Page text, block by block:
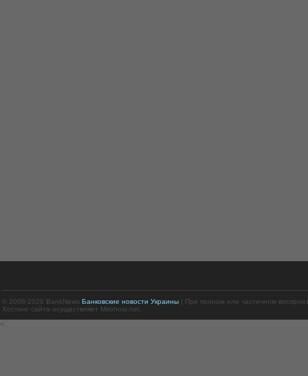
© 2008-2020 BankNews Банковские новости Украины| При полном или частичном
Хостинг сайта осуществляет Mirohost.net.
<